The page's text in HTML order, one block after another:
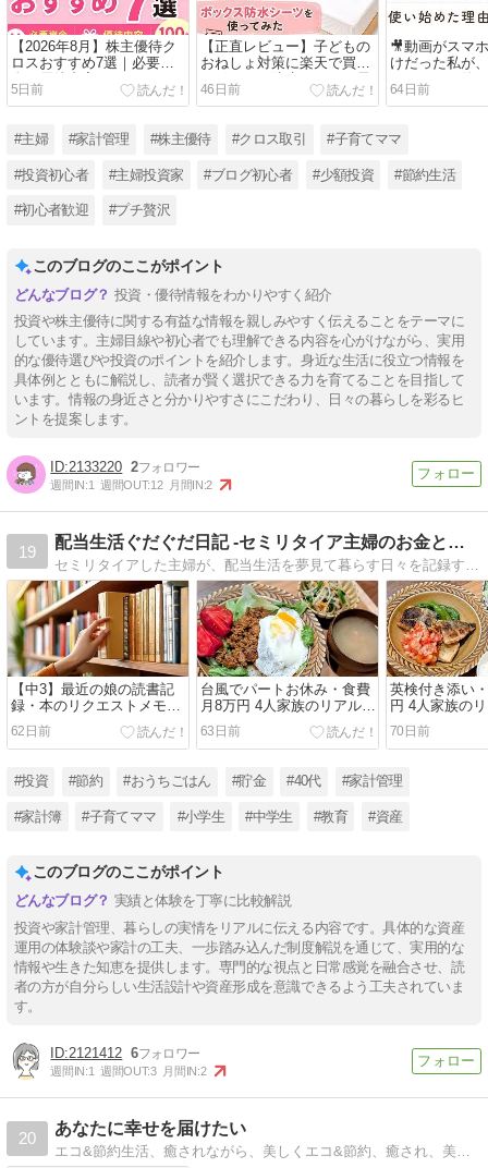
【2026年8月】株主優待ク
ロスおすすめ7選｜必要資
金・優待内容をまとめて紹
介
5日前
【正直レビュー】子どもの
おねしょ対策に楽天で買っ
たボックス防水シーツ｜長
女の大量おねしょでもマッ
46日前
🎥動画がスマ
けだった私が
Pocket 3を使
64日前
#主婦 #家計管理 #株主優待 #クロス取引 #子育てママ
#投資初心者 #主婦投資家 #ブログ初心者 #少額投資 #節約生活
#初心者歓迎 #プチ贅沢
このブログのここがポイント
投資・優待情報をわかりやすく紹介
投資や株主優待に関する有益な情報を親しみやすく伝えることをテーマに
しています。主婦目線や初心者でも理解できる内容を心がけながら、実用
的な優待選びや投資のポイントを紹介します。身近な生活に役立つ情報を
具体例とともに解説し、読者が賢く選択できる力を育てることを目指して
います。情報の身近さと分かりやすさにこだわり、日々の暮らしを彩るヒ
ントを提案します。
2133220 2
週間IN:1 週間OUT:12 月間IN:2
19
配当生活ぐだぐだ日記 -セミリタイア主婦のお金と暮らし-
【中3】最近の娘の読書記
録・本のリクエストメモ
62日前
台風でパートお休み・食費
月8万円 4人家族のリアル晩
63日前
英検付き添い
円 4人家族の
70日前
#投資 #節約 #おうちごはん #貯金 #40代 #家計管理
#家計簿 #子育てママ #小学生 #中学生 #教育 #資産
このブログのここがポイント
実績と体験を丁寧に比較解説
投資や家計管理、暮らしの実情をリアルに伝える内容です。具体的な資産
運用の体験談や家計の工夫、一歩踏み込んだ制度解説を通じて、実用的な
情報や生きた知恵を提供します。専門的な視点と日常感覚を融合させ、読
者の方が自分らしい生活設計や資産形成を意識できるよう工夫されていま
す。
2121412 6
週間IN:1 週間OUT:3 月間IN:2
20
あなたに幸せを届けたい
エコ&節約生活、癒されながら、美しくエコ&節約、癒され、美しく 不景気だからこその人生楽しみたい